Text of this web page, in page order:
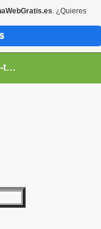
amigosmalaguistas-temporadas
. ¿Quieres